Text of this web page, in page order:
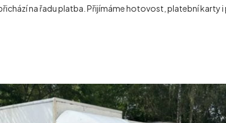
na řadu platba. Přijímáme hotovost, platební karty i